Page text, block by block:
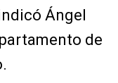
Ángel
de